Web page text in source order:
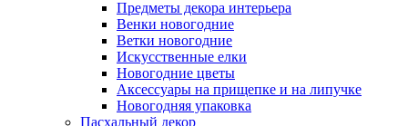
Предметы декора интерьера
Венки новогодние
Ветки новогодние
Искусственные елки
Новогодние цветы
Аксессуары на прищепке и на липучке
Новогодняя упаковка
Пасхальный декор